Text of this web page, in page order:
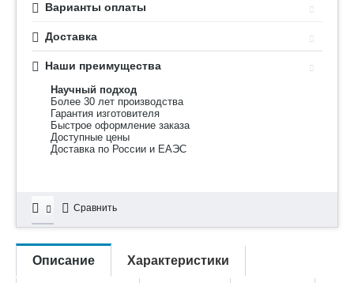
Варианты оплаты
Доставка
Наши преимущества
Научный подход
Более 30 лет производства
Гарантия изготовителя
Быстрое оформление заказа
Доступные цены
Доставка по России и ЕАЭС
Сравнить
Описание Характеристики